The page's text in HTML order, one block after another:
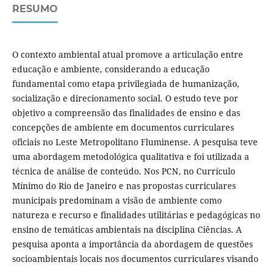
RESUMO
O contexto ambiental atual promove a articulação entre
educação e ambiente, considerando a educação
fundamental como etapa privilegiada de humanização,
socialização e direcionamento social. O estudo teve por
objetivo a compreensão das finalidades de ensino e das
concepções de ambiente em documentos curriculares
oficiais no Leste Metropolitano Fluminense. A pesquisa teve
uma abordagem metodológica qualitativa e foi utilizada a
técnica de análise de conteúdo. Nos PCN, no Currículo
Mínimo do Rio de Janeiro e nas propostas curriculares
municipais predominam a visão de ambiente como
natureza e recurso e finalidades utilitárias e pedagógicas no
ensino de temáticas ambientais na disciplina Ciências. A
pesquisa aponta a importância da abordagem de questões
socioambientais locais nos documentos curriculares visando